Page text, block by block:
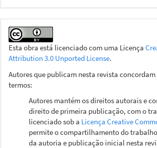
Esta obra está licenciado com uma Licença
Attribution 3.0 Unported License.
Autores que publicam nesta revista
termos:
Autores mantém os direitos autorais e
direito de primeira publicação, com o
licenciado sob a Licença Creative
permite o compartilhamento do
da autoria e publicação inicial nesta